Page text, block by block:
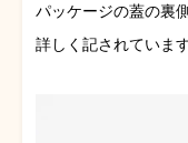
パッケージの蓋の裏
詳しく記されています